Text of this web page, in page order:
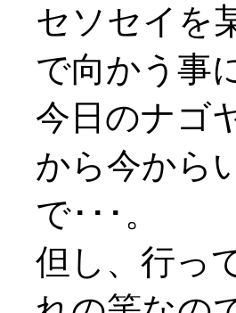
セソセイを
で向かう事
今日のナゴ
から今から
で･･･。
但し、行っ